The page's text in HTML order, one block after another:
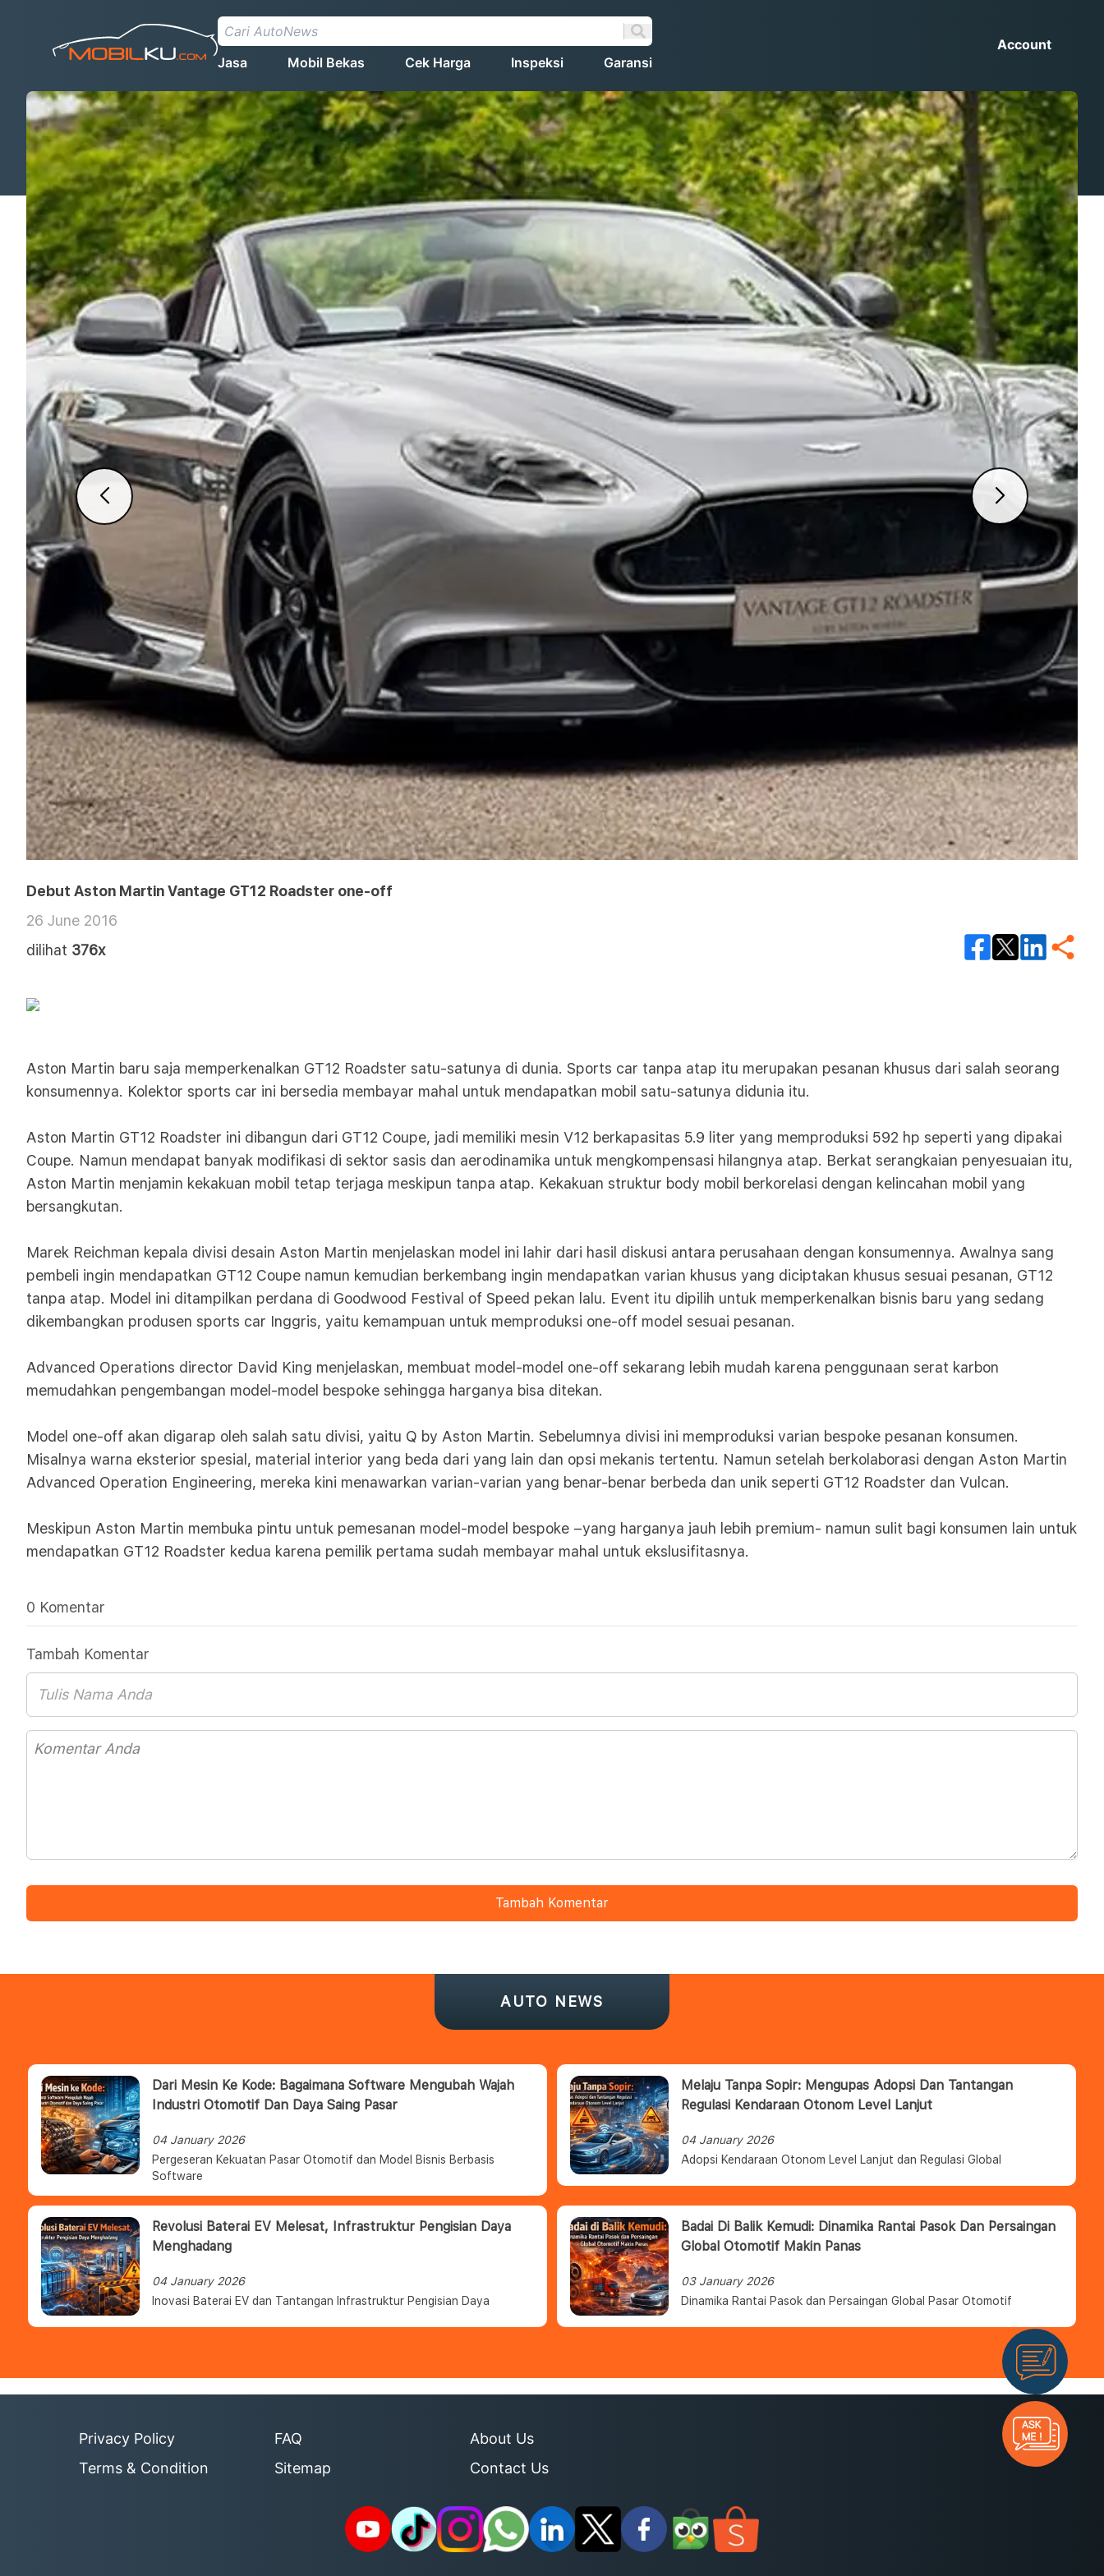
Jasa Mobil Bekas Cek Harga Inspeksi Garansi
Account
Debut Aston Martin Vantage GT12 Roadster one-off
26 June 2016
dilihat 376x
Aston Martin baru saja memperkenalkan GT12 Roadster satu-satunya di dunia. Sports car tanpa atap itu merupakan pesanan khusus dari salah seorang
konsumennya. Kolektor sports car ini bersedia membayar mahal untuk mendapatkan mobil satu-satunya didunia itu.
Aston Martin GT12 Roadster ini dibangun dari GT12 Coupe, jadi memiliki mesin V12 berkapasitas 5.9 liter yang memproduksi 592 hp seperti yang dipakai
Coupe. Namun mendapat banyak modifikasi di sektor sasis dan aerodinamika untuk mengkompensasi hilangnya atap. Berkat serangkaian penyesuaian itu,
Aston Martin menjamin kekakuan mobil tetap terjaga meskipun tanpa atap. Kekakuan struktur body mobil berkorelasi dengan kelincahan mobil yang
bersangkutan.
Marek Reichman kepala divisi desain Aston Martin menjelaskan model ini lahir dari hasil diskusi antara perusahaan dengan konsumennya. Awalnya sang
pembeli ingin mendapatkan GT12 Coupe namun kemudian berkembang ingin mendapatkan varian khusus yang diciptakan khusus sesuai pesanan, GT12
tanpa atap. Model ini ditampilkan perdana di Goodwood Festival of Speed pekan lalu. Event itu dipilih untuk memperkenalkan bisnis baru yang sedang
dikembangkan produsen sports car Inggris, yaitu kemampuan untuk memproduksi one-off model sesuai pesanan.
Advanced Operations director David King menjelaskan, membuat model-model one-off sekarang lebih mudah karena penggunaan serat karbon
memudahkan pengembangan model-model bespoke sehingga harganya bisa ditekan.
Model one-off akan digarap oleh salah satu divisi, yaitu Q by Aston Martin. Sebelumnya divisi ini memproduksi varian bespoke pesanan konsumen.
Misalnya warna eksterior spesial, material interior yang beda dari yang lain dan opsi mekanis tertentu. Namun setelah berkolaborasi dengan Aston Martin
Advanced Operation Engineering, mereka kini menawarkan varian-varian yang benar-benar berbeda dan unik seperti GT12 Roadster dan Vulcan.
Meskipun Aston Martin membuka pintu untuk pemesanan model-model bespoke –yang harganya jauh lebih premium- namun sulit bagi konsumen lain untuk
mendapatkan GT12 Roadster kedua karena pemilik pertama sudah membayar mahal untuk ekslusifitasnya.
0 Komentar
Tambah Komentar
Tambah Komentar
AUTO NEWS
Dari Mesin Ke Kode: Bagaimana Software Mengubah Wajah
Industri Otomotif Dan Daya Saing Pasar
04 January 2026
Pergeseran Kekuatan Pasar Otomotif dan Model Bisnis Berbasis
Software
Melaju Tanpa Sopir: Mengupas Adopsi Dan Tantangan
Regulasi Kendaraan Otonom Level Lanjut
04 January 2026
Adopsi Kendaraan Otonom Level Lanjut dan Regulasi Global
Revolusi Baterai EV Melesat, Infrastruktur Pengisian Daya
Menghadang
04 January 2026
Inovasi Baterai EV dan Tantangan Infrastruktur Pengisian Daya
Badai Di Balik Kemudi: Dinamika Rantai Pasok Dan Persaingan
Global Otomotif Makin Panas
03 January 2026
Dinamika Rantai Pasok dan Persaingan Global Pasar Otomotif
Privacy Policy
Terms & Condition
FAQ
Sitemap
About Us
Contact Us